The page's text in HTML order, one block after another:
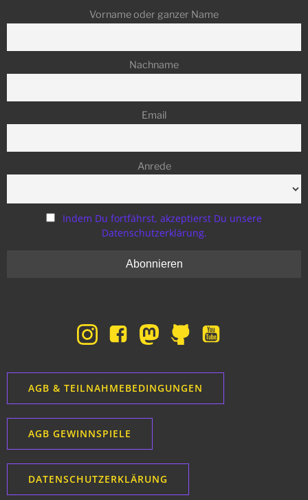
Vorname oder ganzer Name
Nachname
Email
Anrede
Indem Du fortfährst, akzeptierst Du unsere
Datenschutzerklärung.
AGB & TEILNAHMEBEDINGUNGEN
AGB GEWINNSPIELE
DATENSCHUTZERKLÄRUNG